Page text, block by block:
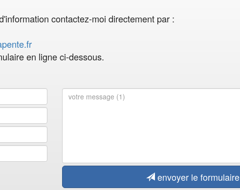
contactez-moi directement par :
en ligne ci-dessous.
envoyer le formulaire